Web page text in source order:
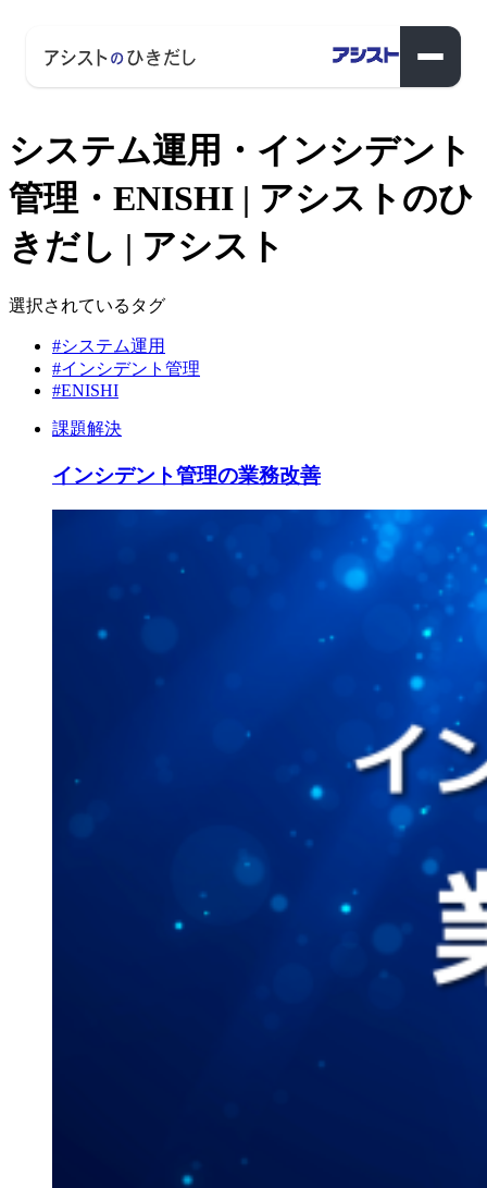
システム運用・インシデント
管理・ENISHI | アシストのひ
きだし | アシスト
選択されているタグ
#システム運用
#インシデント管理
#ENISHI
課題解決
インシデント管理の業務改善